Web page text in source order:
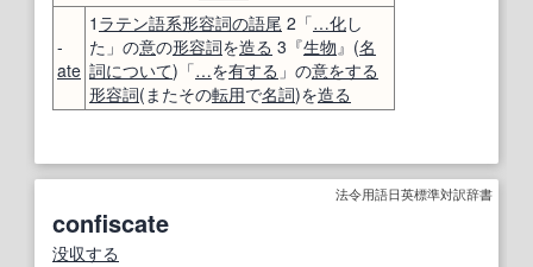
-
ate
1 ラテン語系形容詞の語尾 2「…化し
た」の意の形容詞を造る 3『生物』(名
詞について)「…を有する 」の意をする
形容詞(またその転用で名詞)を造る
法令用語日英標準対訳辞書
confiscate
没収する